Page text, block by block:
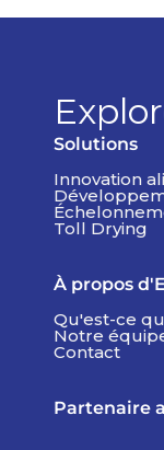
Solutions
Innovation
Toll Drying
À propos
Qu'est-ce
Notre
Contact
Partenaire